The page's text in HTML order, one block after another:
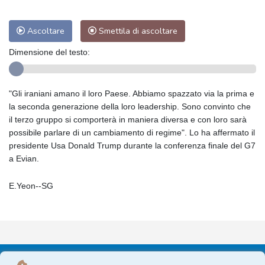
Ascoltare Smettila di ascoltare
Dimensione del testo:
"Gli iraniani amano il loro Paese. Abbiamo spazzato via la prima e
la seconda generazione della loro leadership. Sono convinto che
il terzo gruppo si comporterà in maniera diversa e con loro sarà
possibile parlare di un cambiamento di regime". Lo ha affermato il
presidente Usa Donald Trump durante la conferenza finale del G7
a Evian.
E.Yeon--SG